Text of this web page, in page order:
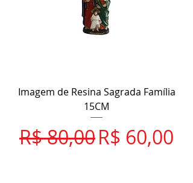
Imagem de Resina Sagrada Família
15CM
Preço normal
R$ 80,00Preço
R$ 60,00